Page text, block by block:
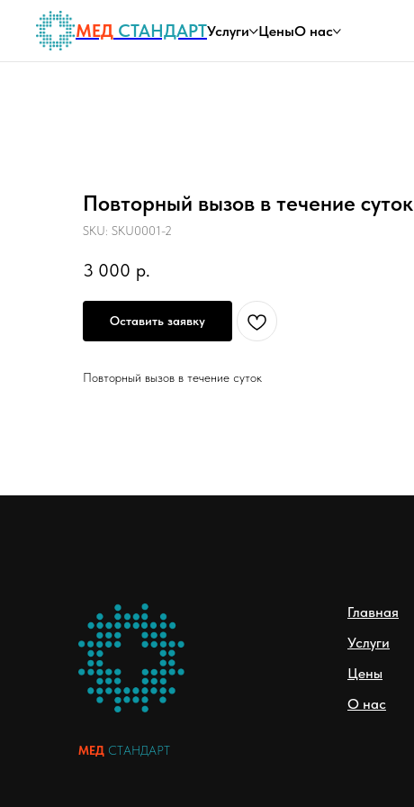
МЕД СТАНДАРТУслуги ЦеныО нас
Повторный вызов в течение суток
SKU: SKU0001-2
3 000 р.
Оставить заявку
Повторный вызов в течение суток
МЕД СТАНДАРТ
Главная
Услуги
Цены
О нас